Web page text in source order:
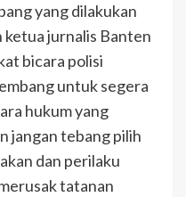
yang dilakukan
ketua jurnalis Banten
bicara polisi
untuk segera
hukum yang
jangan tebang pilih
dan perilaku
tatanan